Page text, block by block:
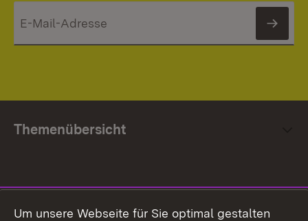
Themenübersicht
Um unsere Webseite für Sie optimal gestalten